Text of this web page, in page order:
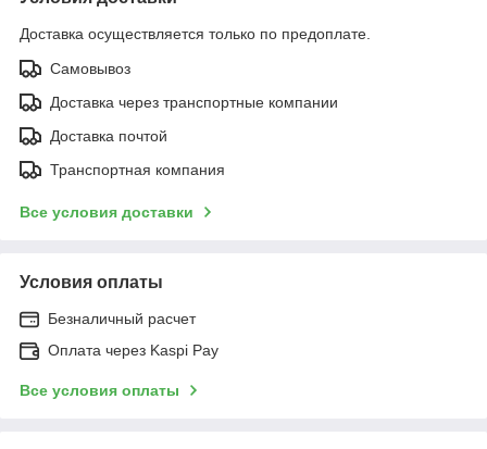
Доставка осуществляется только по предоплате.
Самовывоз
Доставка через транспортные компании
Доставка почтой
Транспортная компания
Все условия доставки
Условия оплаты
Безналичный расчет
Оплата через Kaspi Pay
Все условия оплаты